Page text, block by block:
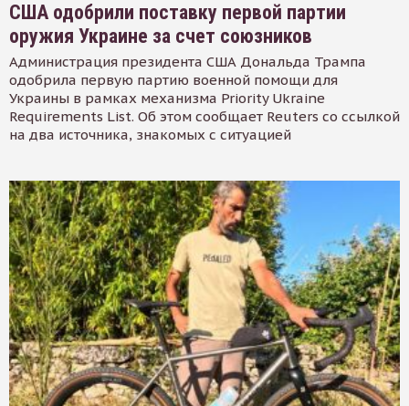
США одобрили поставку первой партии
оружия Украине за счет союзников
Администрация президента США Дональда Трампа
одобрила первую партию военной помощи для
Украины в рамках механизма Priority Ukraine
Requirements List. Об этом сообщает Reuters со ссылкой
на два источника, знакомых с ситуацией